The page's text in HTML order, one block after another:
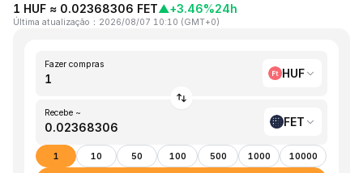
1 HUF ≈ 0.02368306 FET▲+3.46%24h
Última atualização ： 2026/08/07 10:10 (GMT+0)
Fazer compras
HUF
Recebe ~
FET
1 10 50 100 500 1000 10000